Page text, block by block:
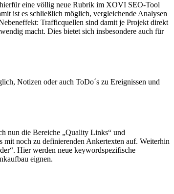
hierfür eine völlig neue Rubrik im XOVI SEO-Tool
ist es schließlich möglich, vergleichende Analysen
Trafficquellen sind damit je Projekt direkt
macht. Dies bietet sich insbesondere auch für
Notizen oder auch ToDo´s zu Ereignissen und
nun die Bereiche „Quality Links“ und
noch zu definierenden Ankertexten auf. Weiterhin
Hier werden neue keywordspezifische
eignen.